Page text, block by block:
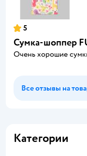
5
Сумка-шоппер
Очень хорошие
Все отзывы на
Категории